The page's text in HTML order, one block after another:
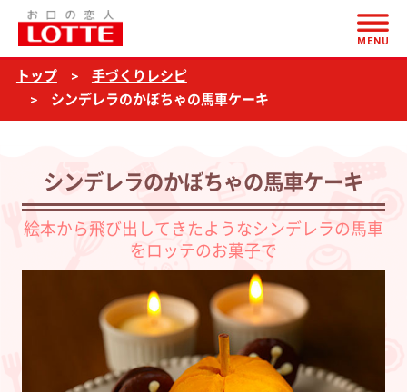
シ
ン
デ
レ
か
ぼ
ち
MENU
トップ
手づくりレシピ
シンデレラのかぼちゃの馬車ケーキ
シンデレラのかぼちゃの馬車ケーキ
絵本から飛び出してきたようなシンデレラの馬車
をロッテのお菓子で